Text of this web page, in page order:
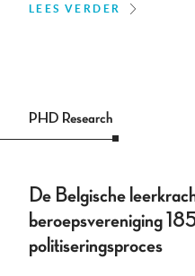
LEES VERDER
PHD Research
De Belgische
beroepsvereniging
politiseringsproces